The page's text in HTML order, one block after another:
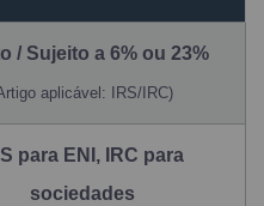
/ Sujeito a 6% ou 23%
aplicável: IRS/IRC)
para ENI, IRC para
sociedades